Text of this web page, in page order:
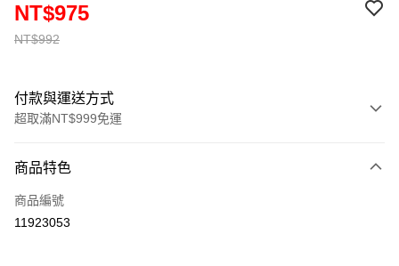
NT$992
NT$975
付款與運送方式
超取滿NT$999免運
信用卡一次付款
超商取貨付款
商品特色
商品編號
11923053